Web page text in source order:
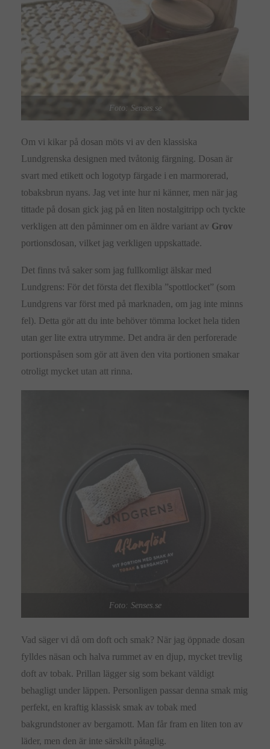
Foto: Senses.se
Om vi kikar på dosan möts vi av den klassiska
Lundgrenska designen med tvåtonig färgning. Dosan är
svart med etikett och logotyp färgade i en marmorerad,
tobaksbrun nyans. Jag vet inte hur ni känner, men när jag
tittade på dosan gick jag på en liten nostalgitripp och tyckte
verkligen att den påminner om en äldre variant av Grov
portionsdosan, vilket jag verkligen uppskattade.
Det finns två saker som jag fullkomligt älskar med
Lundgrens: För det första det flexibla ”spottlocket” (som
Lundgrens var först med på marknaden, om jag inte minns
fel). Detta gör att du inte behöver tömma locket hela tiden
utan ger lite extra utrymme. Det andra är den perforerade
portionspåsen som gör att även den vita portionen smakar
otroligt mycket utan att rinna.
Foto: Senses.se
Vad säger vi då om doft och smak? När jag öppnade dosan
fylldes näsan och halva rummet av en djup, mycket trevlig
doft av tobak. Prillan lägger sig som bekant väldigt
behagligt under läppen. Personligen passar denna smak mig
perfekt, en kraftig klassisk smak av tobak med
bakgrundstoner av bergamott. Man får fram en liten ton av
läder, men den är inte särskilt påtaglig.